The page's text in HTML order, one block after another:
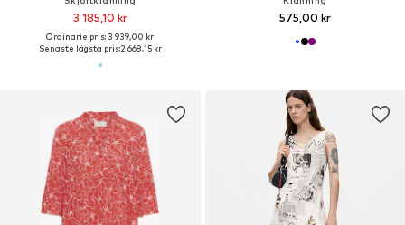
3 185,10 kr
Ordinarie pris: 3 939,00 kr
Senaste lägsta pris:2 668,15 kr
575,00 kr